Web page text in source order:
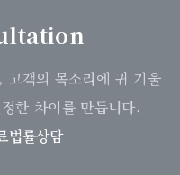
고객의 목소리에 귀 기울
한 차이를 만듭니다.
법률상담